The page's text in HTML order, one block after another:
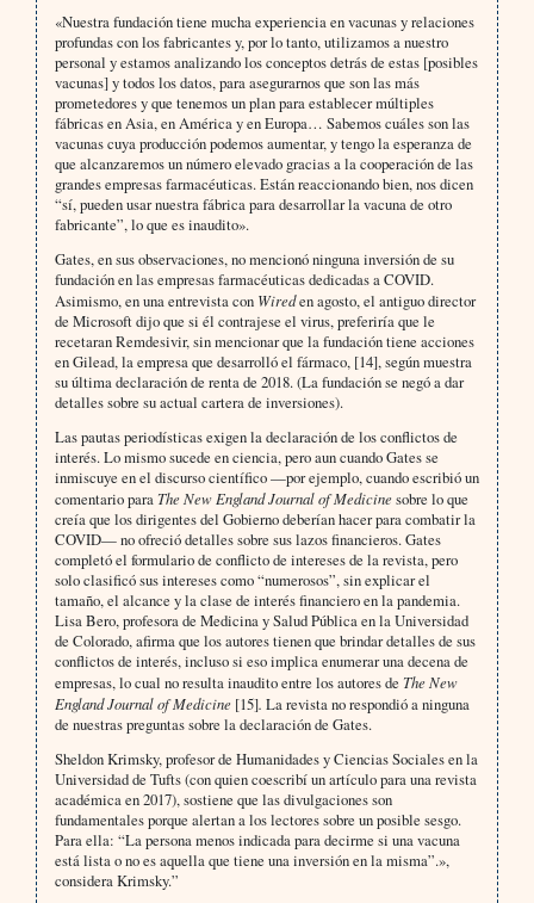
«Nuestra fundación tiene mucha experiencia en vacunas y relaciones
profundas con los fabricantes y, por lo tanto, utilizamos a nuestro
personal y estamos analizando los conceptos detrás de estas [posibles
vacunas] y todos los datos, para asegurarnos que son las más
prometedores y que tenemos un plan para establecer múltiples
fábricas en Asia, en América y en Europa… Sabemos cuáles son las
vacunas cuya producción podemos aumentar, y tengo la esperanza de
que alcanzaremos un número elevado gracias a la cooperación de las
grandes empresas farmacéuticas. Están reaccionando bien, nos dicen
“sí, pueden usar nuestra fábrica para desarrollar la vacuna de otro
fabricante”, lo que es inaudito».
Gates, en sus observaciones, no mencionó ninguna inversión de su
fundación en las empresas farmacéuticas dedicadas a COVID.
Asimismo, en una entrevista con Wireden agosto, el antiguo director
de Microsoft dijo que si él contrajese el virus, preferiría que le
recetaran Remdesivir, sin mencionar que la fundación tiene acciones
en Gilead, la empresa que desarrolló el fármaco, [14], según muestra
su última declaración de renta de 2018. (La fundación se negó a dar
detalles sobre su actual cartera de inversiones).
Las pautas periodísticas exigen la declaración de los conflictos de
interés. Lo mismo sucede en ciencia, pero aun cuando Gates se
inmiscuye en el discurso científico —por ejemplo, cuando escribió un
comentario para The New England Journal of Medicinesobre lo que
creía que los dirigentes del Gobierno deberían hacer para combatir la
COVID— no ofreció detalles sobre sus lazos financieros. Gates
completó el formulario de conflicto de intereses de la revista, pero
solo clasificó sus intereses como “numerosos”, sin explicar el
tamaño, el alcance y la clase de interés financiero en la pandemia.
Lisa Bero, profesora de Medicina y Salud Pública en la Universidad
de Colorado, afirma que los autores tienen que brindar detalles de sus
conflictos de interés, incluso si eso implica enumerar una decena de
empresas, lo cual no resulta inaudito entre los autores de The New
England Journal of Medicine [15]. La revista no respondió a ninguna
de nuestras preguntas sobre la declaración de Gates.
Sheldon Krimsky, profesor de Humanidades y Ciencias Sociales en la
Universidad de Tufts (con quien coescribí un artículo para una revista
académica en 2017), sostiene que las divulgaciones son
fundamentales porque alertan a los lectores sobre un posible sesgo.
Para ella: “La persona menos indicada para decirme si una vacuna
está lista o no es aquella que tiene una inversión en la misma”.»,
considera Krimsky.”